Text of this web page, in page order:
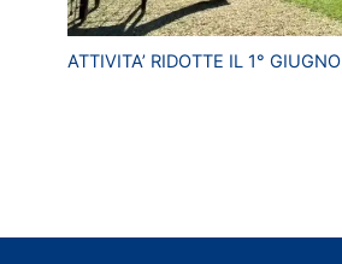
ATTIVITA’ RIDOTTE IL 1° GIUGNO